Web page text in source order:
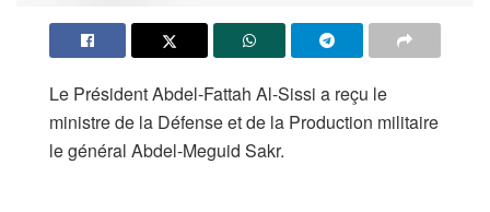
Le Président Abdel-Fattah Al-Sissi a reçu le
ministre de la Défense et de la Production militaire
le général Abdel-Meguid Sakr.